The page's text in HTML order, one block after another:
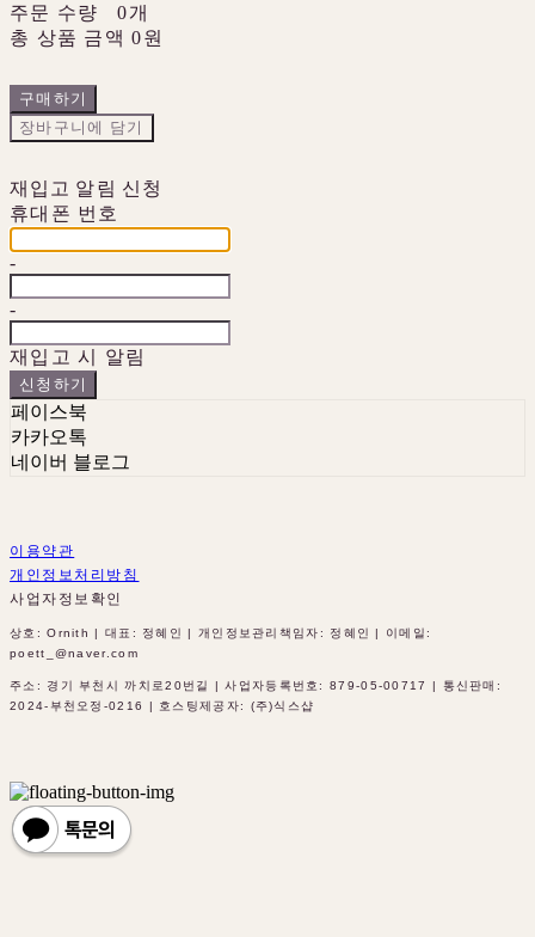
주문 수량
0개
총 상품 금액 0원
구매하기
장바구니에 담기
재입고 알림 신청
휴대폰 번호
-
-
재입고 시 알림
신청하기
페이스북
카카오톡
네이버 블로그
이용약관
개인정보처리방침
사업자정보확인
상호: Ornith | 대표: 정혜인 | 개인정보관리책임자: 정혜인 | 이메일:
poett_@naver.com
주소: 경기 부천시 까치로20번길 | 사업자등록번호:879-05-00717
| 통신판매:
2024-부천오정-0216
| 호스팅제공자: (주)식스샵